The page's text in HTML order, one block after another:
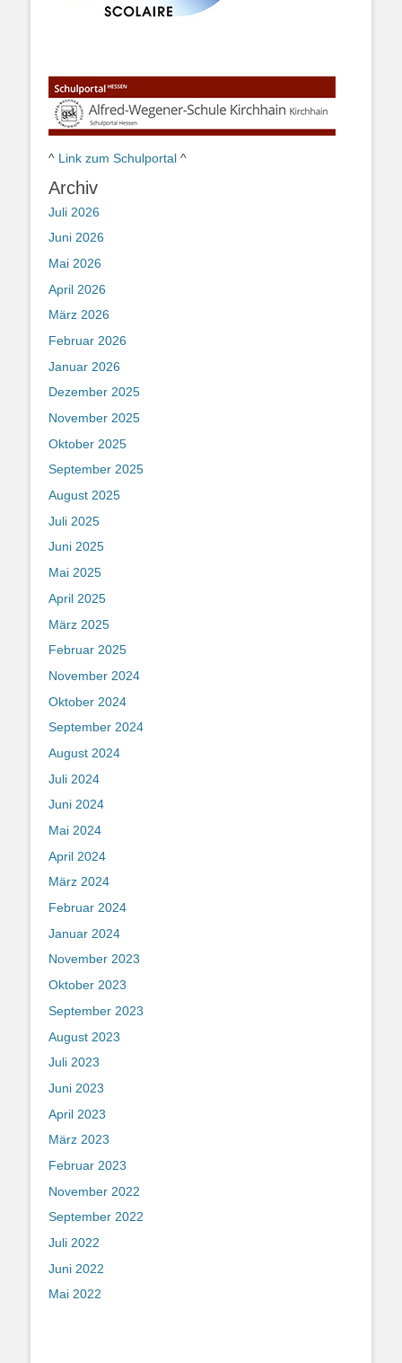
^ Link zum Schulportal ^
Archiv
Juli 2026
Juni 2026
Mai 2026
April 2026
März 2026
Februar 2026
Januar 2026
Dezember 2025
November 2025
Oktober 2025
September 2025
August 2025
Juli 2025
Juni 2025
Mai 2025
April 2025
März 2025
Februar 2025
November 2024
Oktober 2024
September 2024
August 2024
Juli 2024
Juni 2024
Mai 2024
April 2024
März 2024
Februar 2024
Januar 2024
November 2023
Oktober 2023
September 2023
August 2023
Juli 2023
Juni 2023
April 2023
März 2023
Februar 2023
November 2022
September 2022
Juli 2022
Juni 2022
Mai 2022